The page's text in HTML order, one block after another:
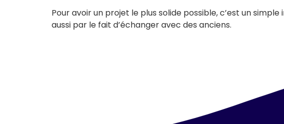
Pour avoir un projet le plus solide possible, c’est un
aussi par le fait d’échanger avec des anciens.